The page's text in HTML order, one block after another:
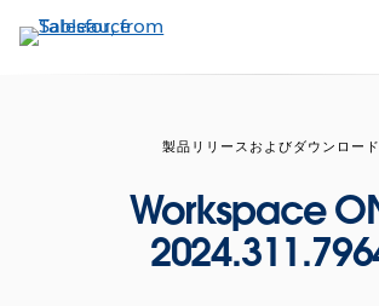
イ
製品リリースおよびダウンロード
Workspace